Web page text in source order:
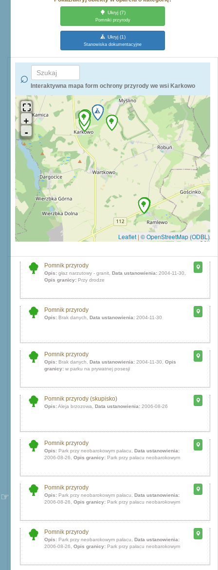
Ukryj(7)
Pomniki przyrody
Ukryj(1)
Stanowiska dokumentacyjne
Interaktywna mapa form ochrony przyrody we wsi Karkowo
Leaflet | © OpenStreetMap (ODBL)
Pomnik przyrody
Opis: głaz narzutowy - granit, Data ustanowienia: 2004-11-30,
Opis granicy: Przy drodze
Pomnik przyrody
Opis: Brak danych, Data ustanowienia: 2004-11-30
Pomnik przyrody
Opis: Brak danych, Data ustanowienia: 2004-11-30, Opis
granicy: w parku na prywatnej posesji
Pomnik przyrody (skupisko)
Opis:Aleja brzozowa, Data ustanowienia: 2006-08-26
Pomnik przyrody
Opis: Park przy neobarokowym pałacu, Data ustanowienia:
2006-08-26, Opis granicy: Park przy pałacu neobarokowym
Pomnik przyrody
Opis: Park przy neobarokowym pałacu, Data ustanowienia:
2006-08-26, Opis granicy: Park przy pałacu neobarokowym
Pomnik przyrody
Opis: Park przy neobarokowym pałacu, Data ustanowienia:
2006-08-26, Opis granicy: Park przy pałacu neobarokowym